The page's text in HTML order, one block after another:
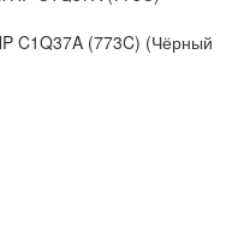
C1Q37A (773C) (Чёрный